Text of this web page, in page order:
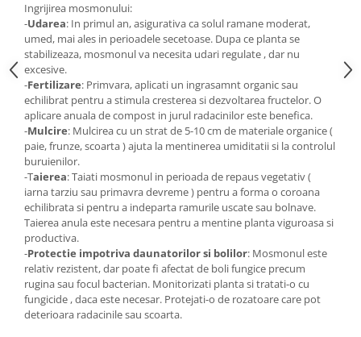
Ingrijirea mosmonului:
-Udarea: In primul an, asigurativa ca solul ramane moderat,
umed, mai ales in perioadele secetoase. Dupa ce planta se
stabilizeaza, mosmonul va necesita udari regulate , dar nu
excesive.
-Fertilizare: Primvara, aplicati un ingrasamnt organic sau
echilibrat pentru a stimula cresterea si dezvoltarea fructelor. O
aplicare anuala de compost in jurul radacinilor este benefica.
-Mulcire: Mulcirea cu un strat de 5-10 cm de materiale organice (
paie, frunze, scoarta ) ajuta la mentinerea umiditatii si la controlul
buruienilor.
-Taierea: Taiati mosmonul in perioada de repaus vegetativ (
iarna tarziu sau primavra devreme ) pentru a forma o coroana
echilibrata si pentru a indeparta ramurile uscate sau bolnave.
Taierea anula este necesara pentru a mentine planta viguroasa si
productiva.
-Protectie impotriva daunatorilor si bolilor: Mosmonul este
relativ rezistent, dar poate fi afectat de boli fungice precum
rugina sau focul bacterian. Monitorizati planta si tratati-o cu
fungicide , daca este necesar. Protejati-o de rozatoare care pot
deterioara radacinile sau scoarta.